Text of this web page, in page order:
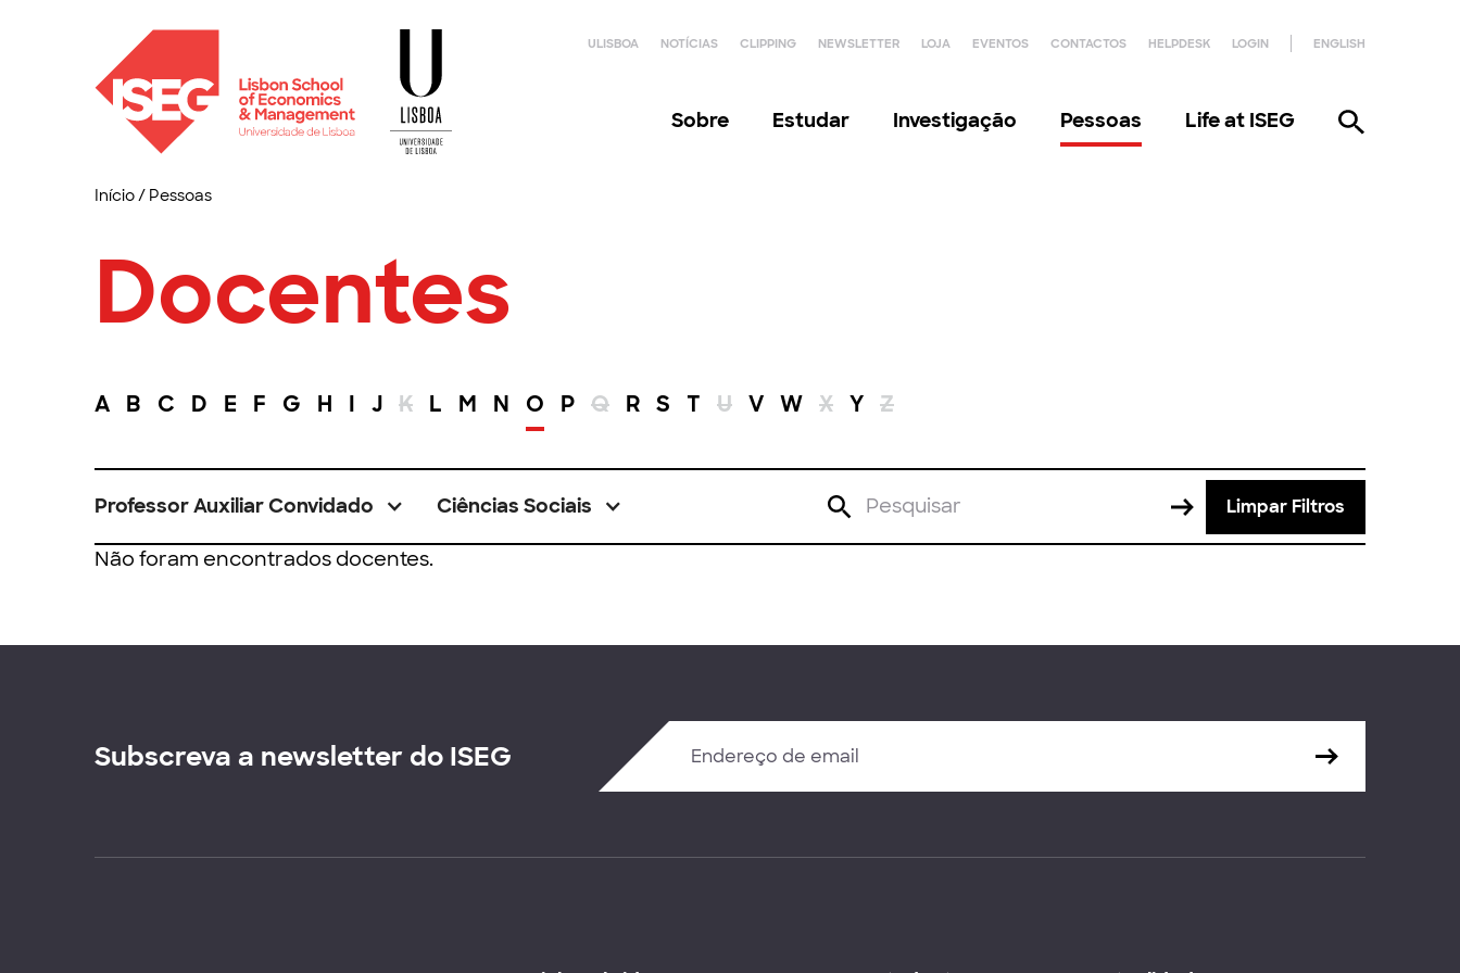
ULISBOA NOTÍCIAS CLIPPING NEWSLETTER LOJA EVENTOS CONTACTOS HELPDESK LOGIN ENGLISH
Sobre Estudar Investigação Pessoas Life at ISEG
Início/ Pessoas
Docentes
A B C D E F G H I J K L M N O P Q R S T U V W X Y Z
Professor Auxiliar Convidado Ciências Sociais Limpar Filtros
Não foram encontrados docentes.
Subscreva a newsletter do ISEG